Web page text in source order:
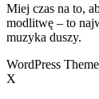
Miej czas na to,
modlitwę – to
muzyka duszy.
WordPress
X